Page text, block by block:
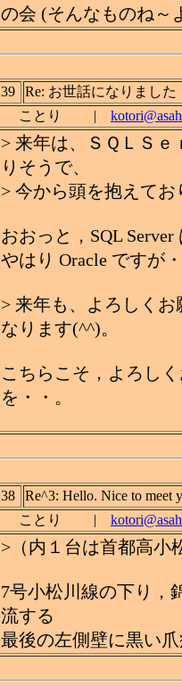
の会 (そんなものね～
39
Re: お世話になりました
ことり |
> 来年は、ＳＱＬＳ
りそうで、
> 今から頭を抱えて
おおっと，SQL
やはり Oracle ですが
> 来年も、よろしく
なります(^^)。
こちらこそ，よろし
を・・。
38
Re^3: Hello. Nice to meet
ことり |
>（内１台は首都高小
7号小松川線の下り，
流する
最後の左側壁に黒い